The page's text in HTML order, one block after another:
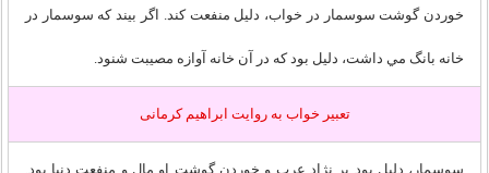
خوردن گوشت سوسمار در خواب، دليل منفعت كند. اگر بيند كه سوسمار در
خانه بانگ مي داشت، دليل بود كه در آن خانه آوازه مصيبت شنود.
تعبير خواب به روايت ابراهیم کرمانی
سوسمار، دليل بود بر نژاد عرب و خوردن گوشت او مال و منفعت دنيا بود.